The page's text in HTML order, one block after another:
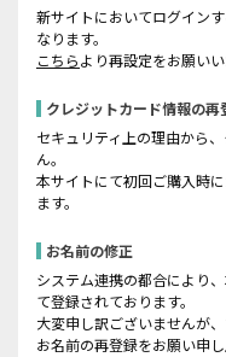
新サイトにおいてログイン
なります。
こちらより再設定をお願いい
クレジットカード情報の再
セキュリティ上の理由から
ん。
本サイトにて初回ご購入時
ます。
お名前の修正
システム連携の都合により
て登録されております。
大変申し訳ございませんが
お名前の再登録をお願い申し